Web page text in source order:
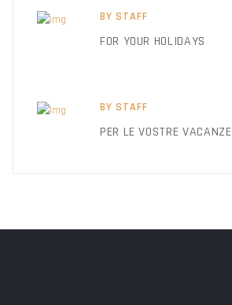
BY STAFF
FOR YOUR HOLIDAYS
BY STAFF
PER LE VOSTRE VACANZE